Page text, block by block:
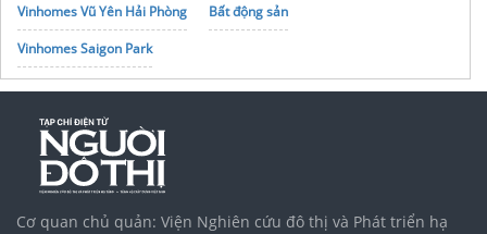
Vinhomes Vũ Yên Hải Phòng
Bất động sản
Vinhomes Saigon Park
Quỹ cănBiệt thự song lập Vinhomes Hải Vân Bay
noxh K Home Avenue Nhơn Trạch
Tiến độ xây dựng dự án The Link City Dầu Giây
vách kính nhà tắm
the peak garden
Cơ quan chủ quản: Viện Nghiên cứu đô thị và Phát triển hạ